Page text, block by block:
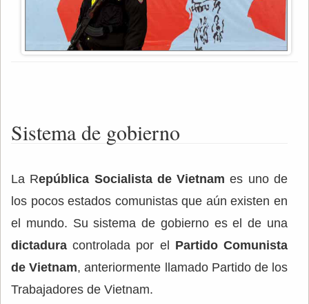
Sistema de gobierno
La República Socialista de Vietnam es uno de
los pocos estados comunistas que aún existen en
el mundo. Su sistema de gobierno es el de una
dictadura controlada por el Partido Comunista
de Vietnam, anteriormente llamado Partido de los
Trabajadores de Vietnam.